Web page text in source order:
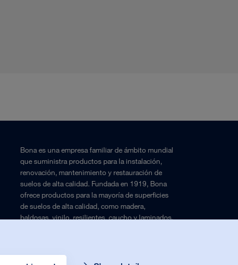
Bona es una empresa familiar de ámbito mundial
que suministra productos para la instalación,
renovación, mantenimiento y restauración de
suelos de alta calidad. Fundada en 1919, Bona
ofrece productos para la mayoría de superficies
de suelos de alta calidad, como madera,
baldosas, vinilo, resilientes, caucho y laminados.